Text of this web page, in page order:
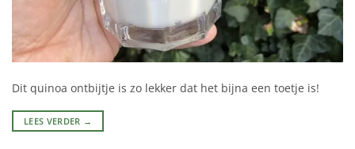
Dit quinoa ontbijtje is zo lekker dat het bijna een toetje is!
LEES VERDER →